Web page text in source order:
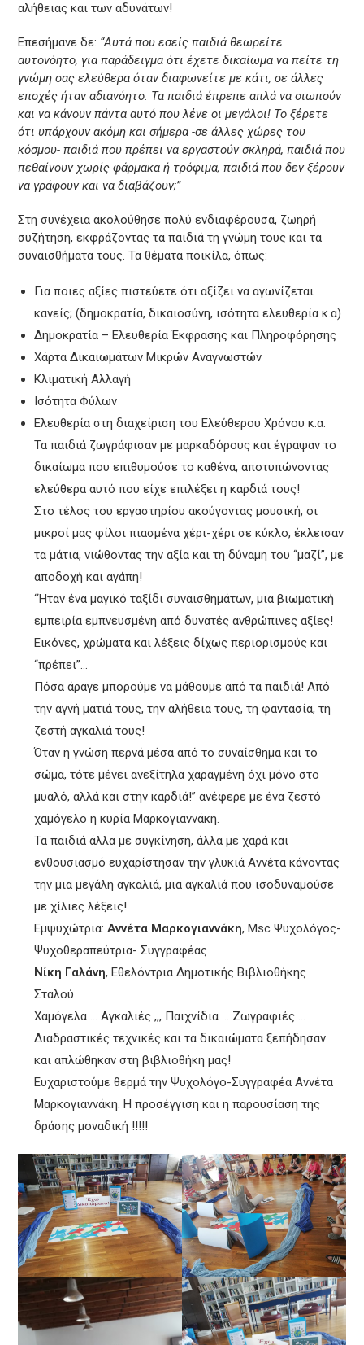
αλήθειας και των αδυνάτων!
Επεσήμανε δε: “Αυτά που εσείς παιδιά θεωρείτε
αυτονόητο, για παράδειγμα ότι έχετε δικαίωμα να πείτε τη
γνώμη σας ελεύθερα όταν διαφωνείτε με κάτι, σε άλλες
εποχές ήταν αδιανόητο. Τα παιδιά έπρεπε απλά να σιωπούν
και να κάνουν πάντα αυτό που λένε οι μεγάλοι! Το ξέρετε
ότι υπάρχουν ακόμη και σήμερα -σε άλλες χώρες του
κόσμου- παιδιά που πρέπει να εργαστούν σκληρά, παιδιά που
πεθαίνουν χωρίς φάρμακα ή τρόφιμα, παιδιά που δεν ξέρουν
να γράφουν και να διαβάζουν;”
Στη συνέχεια ακολούθησε πολύ ενδιαφέρουσα, ζωηρή
συζήτηση, εκφράζοντας τα παιδιά τη γνώμη τους και τα
συναισθήματα τους. Τα θέματα ποικίλα, όπως:
Για ποιες αξίες πιστεύετε ότι αξίζει να αγωνίζεται
κανείς; (δημοκρατία, δικαιοσύνη, ισότητα ελευθερία κ.α)
Δημοκρατία – Ελευθερία Έκφρασης και Πληροφόρησης
Χάρτα Δικαιωμάτων Μικρών Αναγνωστών
Κλιματική Αλλαγή
Ισότητα Φύλων
Ελευθερία στη διαχείριση του Ελεύθερου Χρόνου κ.α.
Τα παιδιά ζωγράφισαν με μαρκαδόρους και έγραψαν το
δικαίωμα που επιθυμούσε το καθένα, αποτυπώνοντας
ελεύθερα αυτό που είχε επιλέξει η καρδιά τους!
Στο τέλος του εργαστηρίου ακούγοντας μουσική, οι
μικροί μας φίλοι πιασμένα χέρι-χέρι σε κύκλο, έκλεισαν
τα μάτια, νιώθοντας την αξία και τη δύναμη του “μαζί”, με
αποδοχή και αγάπη!
“Ήταν ένα μαγικό ταξίδι συναισθημάτων, μια βιωματική
εμπειρία εμπνευσμένη από δυνατές ανθρώπινες αξίες!
Εικόνες, χρώματα και λέξεις δίχως περιορισμούς και
“πρέπει”…
Πόσα άραγε μπορούμε να μάθουμε από τα παιδιά! Από
την αγνή ματιά τους, την αλήθεια τους, τη φαντασία, τη
ζεστή αγκαλιά τους!
Όταν η γνώση περνά μέσα από το συναίσθημα και το
σώμα, τότε μένει ανεξίτηλα χαραγμένη όχι μόνο στο
μυαλό, αλλά και στην καρδιά!” ανέφερε με ένα ζεστό
χαμόγελο η κυρία Μαρκογιαννάκη.
Τα παιδιά άλλα με συγκίνηση, άλλα με χαρά και
ενθουσιασμό ευχαρίστησαν την γλυκιά Αννέτα κάνοντας
την μια μεγάλη αγκαλιά, μια αγκαλιά που ισοδυναμούσε
με χίλιες λέξεις!
Εμψυχώτρια:Αννέτα Μαρκογιαννάκη, Msc Ψυχολόγος-
Ψυχοθεραπεύτρια- Συγγραφέας
Νίκη Γαλάνη, Εθελόντρια Δημοτικής Βιβλιοθήκης
Σταλού
Χαμόγελα … Αγκαλιές ,,, Παιχνίδια … Ζωγραφιές …
Διαδραστικές τεχνικές και τα δικαιώματα ξεπήδησαν
και απλώθηκαν στη βιβλιοθήκη μας!
Ευχαριστούμε θερμά την Ψυχολόγο-Συγγραφέα Αννέτα
Μαρκογιαννάκη. Η προσέγγιση και η παρουσίαση της
δράσης μοναδική !!!!!